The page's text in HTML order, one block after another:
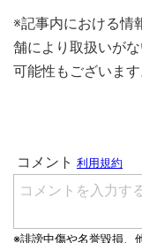
※記事内における情
舗により取扱いが
可能性もございま